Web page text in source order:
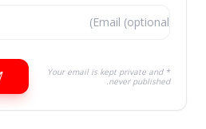
* Your email is kept private and
never published.